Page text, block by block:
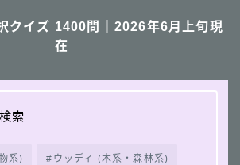
クイズ 1400問｜2026年6月上旬現
在
索
系) ウッディ (木系・森林系)